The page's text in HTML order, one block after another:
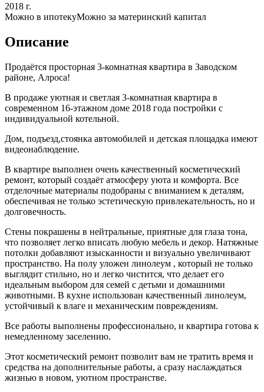
2018 г.
Можно в ипотекуМожно за материнский капитал
Описание
Продаётся просторная 3-комнатная квартира в Заводском
районе, Алроса!
В продаже уютная и светлая 3-комнатная квартира в
современном 16-этажном доме 2018 года постройки с
индивидуальной котельной.
Дом, подъезд,стоянка автомобилей и детская площадка имеют
видеонаблюдение.
В квартире выполнен очень качественный косметический
ремонт, который создаёт атмосферу уюта и комфорта. Все
отделочные материалы подобраны с вниманием к деталям,
обеспечивая не только эстетическую привлекательность, но и
долговечность.
Стены покрашены в нейтральные, приятные для глаза тона,
что позволяет легко вписать любую мебель и декор. Натяжные
потолки добавляют изысканности и визуально увеличивают
пространство. На полу уложен линолеум , который не только
выглядит стильно, но и легко чистится, что делает его
идеальным выбором для семей с детьми и домашними
животными. В кухне использован качественный линолеум,
устойчивый к влаге и механическим повреждениям.
Все работы выполнены профессионально, и квартира готова к
немедленному заселению.
Этот косметический ремонт позволит вам не тратить время и
средства на дополнительные работы, а сразу наслаждаться
жизнью в новом, уютном пространстве.